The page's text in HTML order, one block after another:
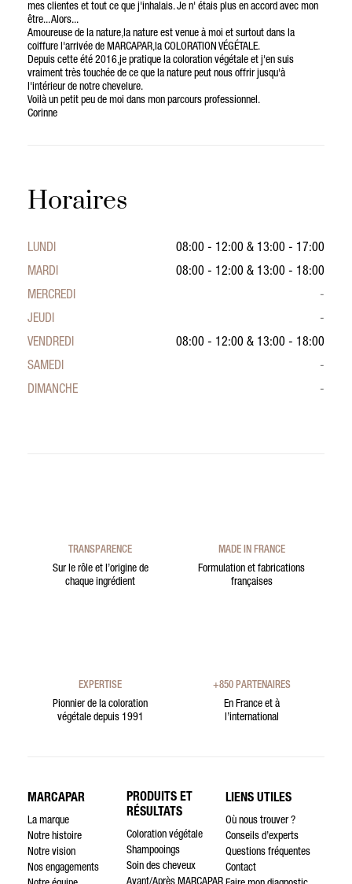
mes clientes et tout ce que j'inhalais. Je n' étais plus en accord avec mon
être... Alors...
Amoureuse de la nature,la nature est venue à moi et surtout dans la
coiffure l'arrivée de MARCAPAR,la COLORATION VÉGÉTALE.
Depuis cette été 2016,je pratique la coloration végétale et j'en suis
vraiment très touchée de ce que la nature peut nous offrir jusqu'à
l'intérieur de notre chevelure.
Voilà un petit peu de moi dans mon parcours professionnel.
Corinne
Horaires
LUNDI 08:00 - 12:00 & 13:00 - 17:00
MARDI
08:00 - 12:00 & 13:00 - 18:00
MERCREDI
-
JEUDI
-
VENDREDI
08:00 - 12:00 & 13:00 - 18:00
SAMEDI
-
DIMANCHE
-
TRANSPARENCE
Sur le rôle et l’origine de
chaque ingrédient
MADE IN FRANCE
Formulation et fabrications
françaises
EXPERTISE
Pionnier de la coloration
végétale depuis 1991
+850 PARTENAIRES
En France et à
l’international
MARCAPAR
La marque
Notre histoire
Notre vision
Nos engagements
PRODUITS ET
RÉSULTATS
Coloration végétale
Shampooings
Soin des cheveux
LIENS UTILES
Où nous trouver ?
Conseils d’experts
Questions fréquentes
Contact